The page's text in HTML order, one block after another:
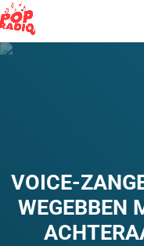
VOICE-
WEGEBBEN